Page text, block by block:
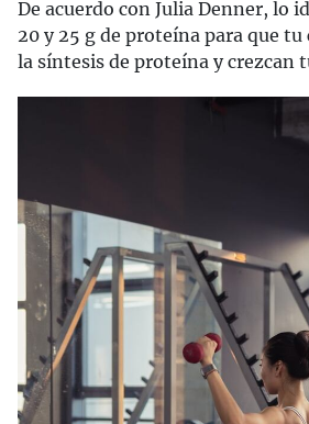
De acuerdo con Julia Denner, lo
20 y 25 g de proteína para que tu
la síntesis de proteína y crezcan